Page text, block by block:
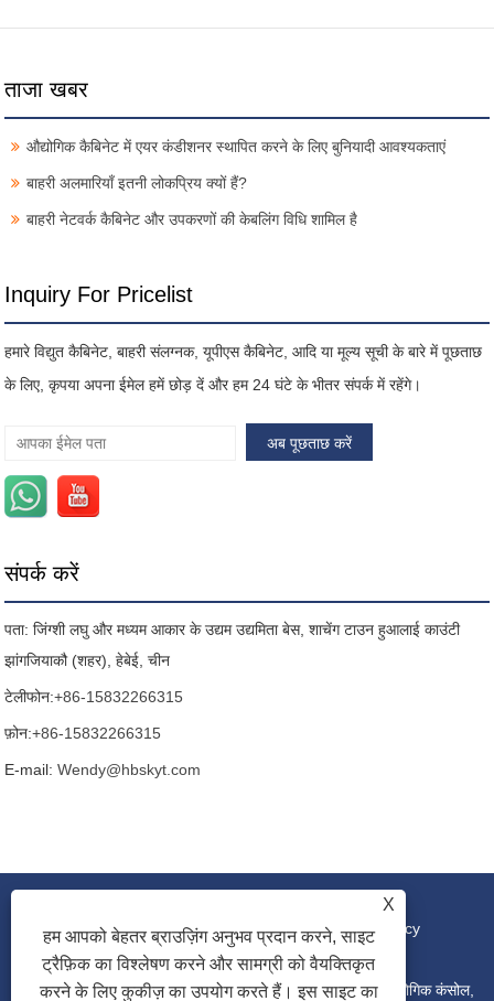
ताजा खबर
औद्योगिक कैबिनेट में एयर कंडीशनर स्थापित करने के लिए बुनियादी आवश्यकताएं
बाहरी अलमारियाँ इतनी लोकप्रिय क्यों हैं?
बाहरी नेटवर्क कैबिनेट और उपकरणों की केबलिंग विधि शामिल है
Inquiry For Pricelist
हमारे विद्युत कैबिनेट, बाहरी संलग्नक, यूपीएस कैबिनेट, आदि या मूल्य सूची के बारे में पूछताछ
के लिए, कृपया अपना ईमेल हमें छोड़ दें और हम 24 घंटे के भीतर संपर्क में रहेंगे।
संपर्क करें
पता: जिंग्शी लघु और मध्यम आकार के उद्यम उद्यमिता बेस, शाचेंग टाउन हुआलाई काउंटी
झांगजियाकौ (शहर), हेबेई, चीन
टेलीफोन:+86-15832266315
फ़ोन:+86-15832266315
E-mail:Wendy@hbskyt.com
लिंक|Sitemap| RSS|XML|Privacy Policy
कॉपीराइट © 2022 हेबेई शौके युआनटुओ टेक्नोलॉजी कं, लिमिटेड - औद्योगिक कंसोल,
X
हम आपको बेहतर ब्राउज़िंग अनुभव प्रदान करने, साइट
ट्रैफ़िक का विश्लेषण करने और सामग्री को वैयक्तिकृत
करने के लिए कुकीज़ का उपयोग करते हैं। इस साइट का